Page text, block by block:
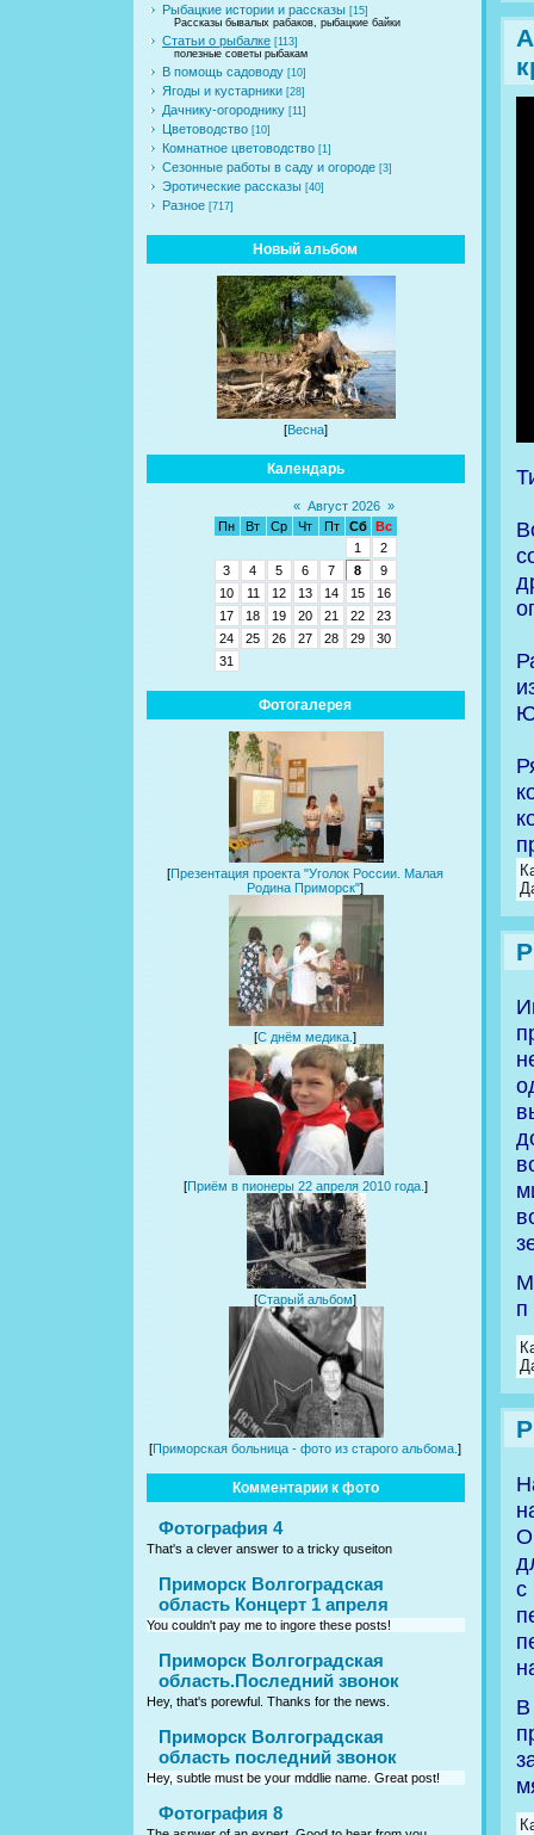
Рыбацкие истории и рассказы [15]
Рассказы бывалых рабаков, рыбацкие байки
Статьи о рыбалке [113]
полезные советы рыбакам
В помощь садоводу [10]
Ягоды и кустарники [28]
Дачнику-огороднику [11]
Цветоводство [10]
Комнатное цветоводство [1]
Сезонные работы в саду и огороде [3]
Эротические рассказы [40]
Разное [717]
Новый альбом
[Весна]
Календарь
« Август 2026 »
Пн
Вт Ср Чт Пт Сб
Вс
1
2
3
4 5 6 7 8
9
10
11 12 13 14 15
16
17
18 19 20 21 22
23
24
25 26 27 28 29
30
31
Фотогалерея
[Презентация проекта "Уголок России. Малая
Родина Приморск"]
[С днём медика.]
[Приём в пионеры 22 апреля 2010 года. ]
[Старый альбом]
[Приморская больница - фото из старого альбома.]
Комментарии к фото
Фотография 4
That's a clever answer to a tricky quseiton
Приморск Волгоградская
область Концерт 1 апреля
You couldn't pay me to ingore these posts!
Приморск Волгоградская
область.Последний звонок
Hey, that's porewful. Thanks for the news.
Приморск Волгоградская
область последний звонок
Hey, subtle must be your mddlie name. Great post!
Фотография 8
п
с